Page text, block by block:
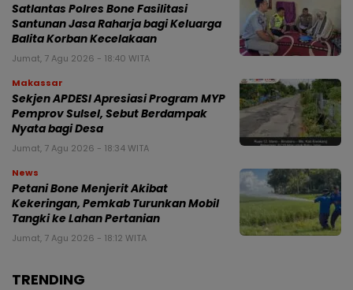
Satlantas Polres Bone Fasilitasi
Santunan Jasa Raharja bagi Keluarga
Balita Korban Kecelakaan
Jumat, 7 Agu 2026 - 18:40 WITA
Makassar
Sekjen APDESI Apresiasi Program MYP
Pemprov Sulsel, Sebut Berdampak
Nyata bagi Desa
Jumat, 7 Agu 2026 - 18:34 WITA
News
Petani Bone Menjerit Akibat
Kekeringan, Pemkab Turunkan Mobil
Tangki ke Lahan Pertanian
Jumat, 7 Agu 2026 - 18:12 WITA
TRENDING